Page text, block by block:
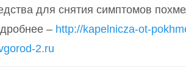
для снятия симптомов
– http://kapelnicza-ot-
2.ru